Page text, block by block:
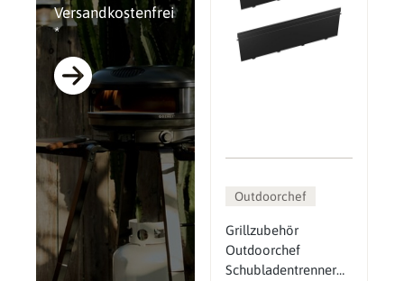
Versandkostenfrei
*
Outdoorchef
Grillzubehör
Outdoorchef
Schubladentrenner